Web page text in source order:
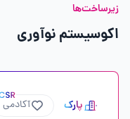
زیرساخت‌ها
اکوسیستم نوآوری
پارک آکادمی